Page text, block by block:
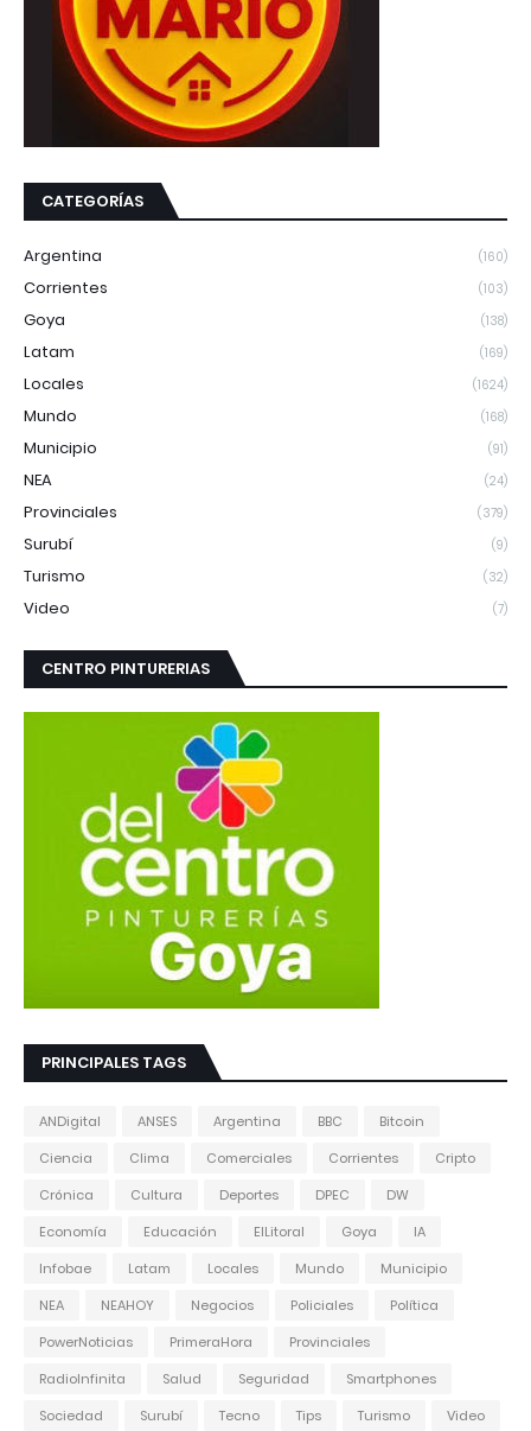
CATEGORÍAS
Argentina (160)
Corrientes (103)
Goya (138)
Latam (169)
Locales (1624)
Mundo (168)
Municipio (91)
NEA (24)
Provinciales (379)
Surubí (9)
Turismo (32)
Video (7)
CENTRO PINTURERIAS
PRINCIPALES TAGS
ANDigital ANSES Argentina BBC
Bitcoin
Ciencia
Clima Comerciales Corrientes
Cripto
Crónica
Cultura Deportes DPEC
DW
Economía
Educación ElLitoral Goya
IA
Infobae
Latam Locales Mundo
Municipio
NEA
NEAHOY Negocios Policiales
Política
PowerNoticias
PrimeraHora
Provinciales
RadioInfinita
Salud Seguridad
Smartphones
Sociedad
Surubí Tecno Tips Turismo
Video